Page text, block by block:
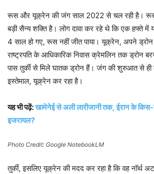
रूस और यूक्रेन की जंग साल 2022 से चल रही है।
बड़ी सैन्य शक्ति है। लोग दावा कर रहे थे कि एक हफ्ते
4 साल हो गए, रूस नहीं जीत पाया। यूक्रेन, अपने
राष्ट्रपति के आधिकारिक निवास क्रेमलिन तक ड्रोन
पास तुर्की से मिले घातक ड्रोन हैं। जंग की शुरुआत से ही
इस्तेमाल, यूक्रेन कर रहा है।
यह भी पढ़ें:खामेनेई से अली लारीजानी तक, ईरान के किस-
इजरायल?
Photo Credit: Google NotebookLM
तुर्की, इसलिए यूक्रेन की मदद कर रहा है कि वह नॉर्थ